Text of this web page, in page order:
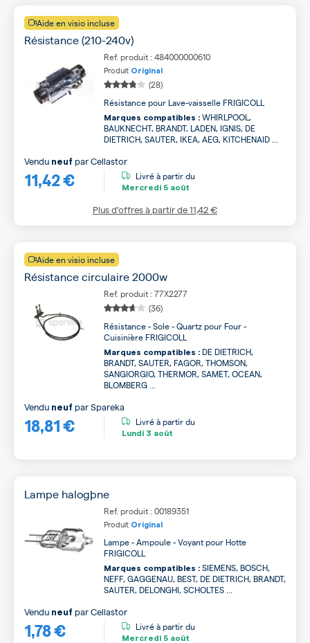
Aide en visio incluse
Résistance (210-240v)
Ref. produit : 484000000610
Produit Original
(28)
Résistance pour Lave-vaisselle FRIGICOLL
Marques compatibles : WHIRLPOOL,
BAUKNECHT, BRANDT, LADEN, IGNIS, DE
DIETRICH, SAUTER, IKEA, AEG, KITCHENAID ...
11,42 €
Vendu neuf parCellastor
Livré à partir du
Mercredi 5 août
Plus d’offres à partir de11,42 €
Aide en visio incluse
Résistance circulaire 2000w
Ref. produit : 77X2277
(36)
Résistance - Sole - Quartz pour Four -
Cuisinière FRIGICOLL
Marques compatibles : DE DIETRICH,
BRANDT, SAUTER, FAGOR, THOMSON,
SANGIORGIO, THERMOR, SAMET, OCEAN,
BLOMBERG ...
18,81 €
Vendu neuf parSpareka
Livré à partir du
Lundi 3 août
Lampe halogþne
Ref. produit : 00189351
Produit Original
Lampe - Ampoule - Voyant pour Hotte
FRIGICOLL
Marques compatibles : SIEMENS, BOSCH,
NEFF, GAGGENAU, BEST, DE DIETRICH, BRANDT,
SAUTER, DELONGHI, SCHOLTES ...
1,78 €
Vendu neuf parCellastor
Livré à partir du
Mercredi 5 août